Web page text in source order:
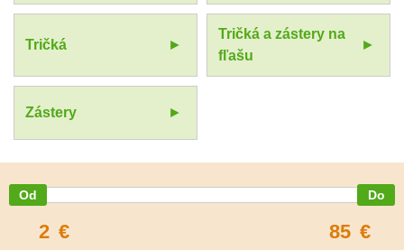
Tričká
Tričká a zástery na
fľašu
Zástery
2 € 85 €